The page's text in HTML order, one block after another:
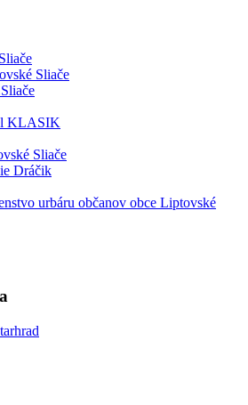
Sliače
KLASIK
Sliače
Dráčik
urbáru občanov obce Liptovské